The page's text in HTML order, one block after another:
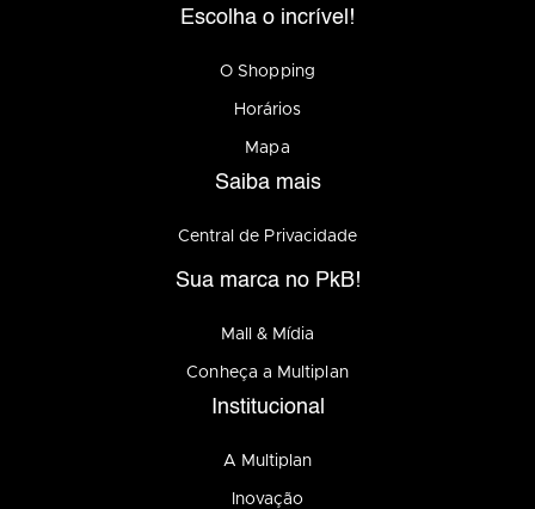
Escolha o incrível!
O Shopping
Horários
Mapa
Saiba mais
Central de Privacidade
Sua marca no PkB!
Mall & Mídia
Conheça a Multiplan
Institucional
A Multiplan
Inovação